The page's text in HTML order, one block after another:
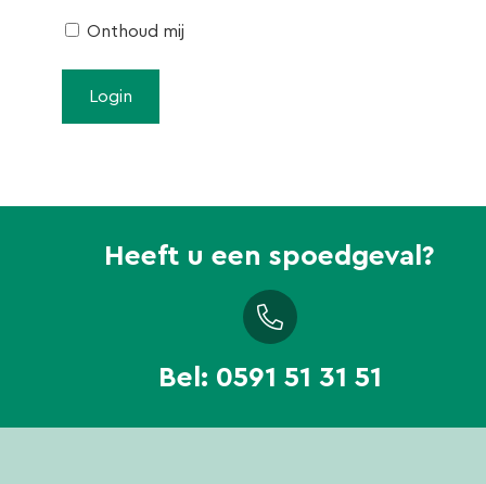
Onthoud mij
Heeft u een spoedgeval?
Bel: 0591 51 31 51